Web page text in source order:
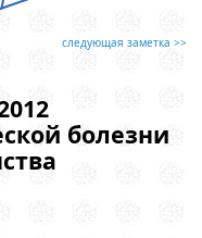
следующая заметка >>
болезни